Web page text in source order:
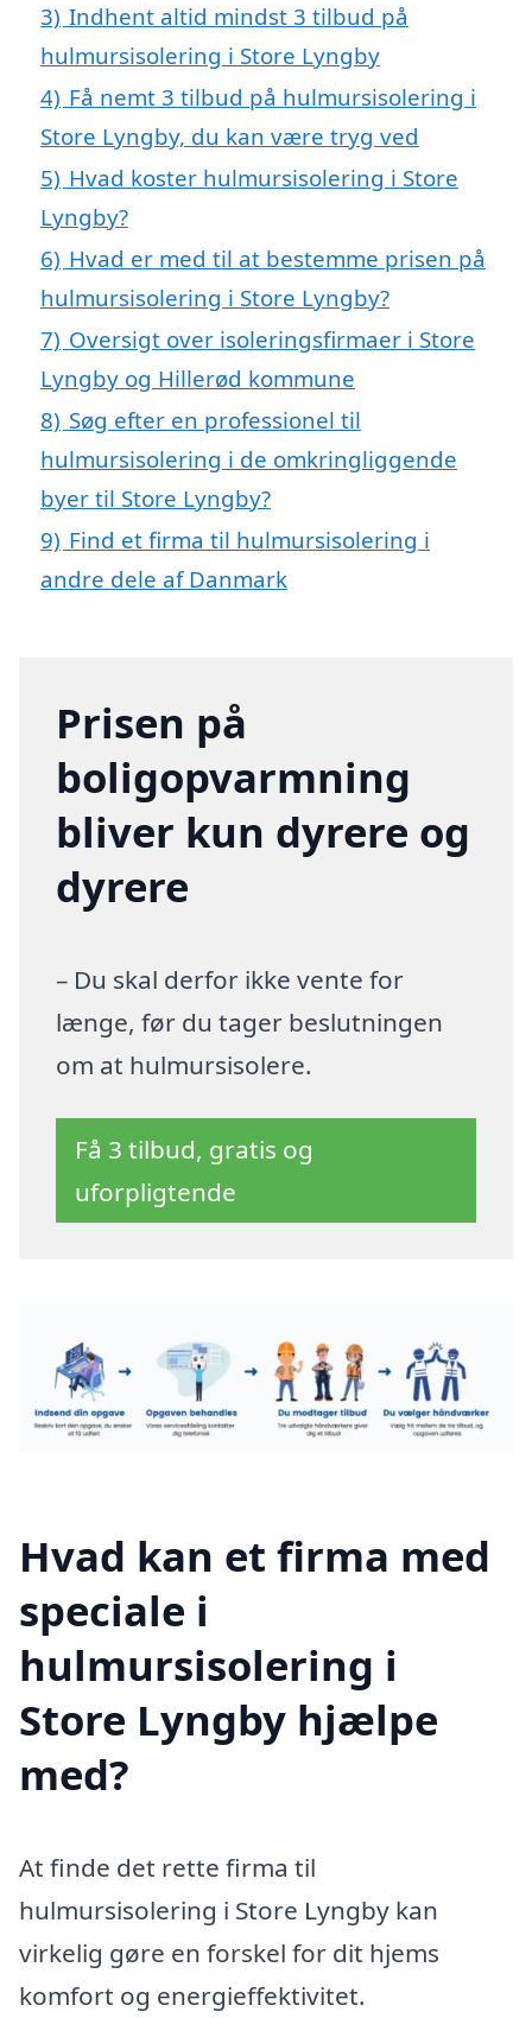
3) Indhent altid mindst 3 tilbud på
hulmursisolering i Store Lyngby
4) Få nemt 3 tilbud på hulmursisolering i
Store Lyngby, du kan være tryg ved
5) Hvad koster hulmursisolering i Store
Lyngby?
6) Hvad er med til at bestemme prisen på
hulmursisolering i Store Lyngby?
7) Oversigt over isoleringsfirmaer i Store
Lyngby og Hillerød kommune
8) Søg efter en professionel til
hulmursisolering i de omkringliggende
byer til Store Lyngby?
9) Find et firma til hulmursisolering i
andre dele af Danmark
Prisen på
boligopvarmning
bliver kun dyrere og
dyrere
– Du skal derfor ikke vente for
længe, før du tager beslutningen
om at hulmursisolere.
Få 3 tilbud, gratis og
uforpligtende
Hvad kan et firma med
speciale i
hulmursisolering i
Store Lyngby hjælpe
med?
At finde det rette firma til
hulmursisolering i Store Lyngby kan
virkelig gøre en forskel for dit hjems
komfort og energieffektivitet.